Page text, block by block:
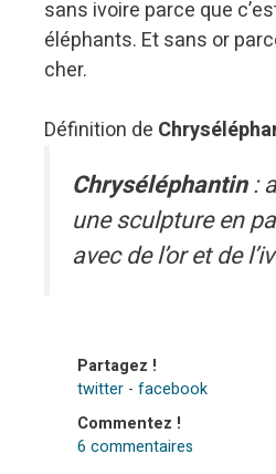
sans ivoire parce que
éléphants. Et sans or
cher.
Définition de
Chryséléphantin:
une sculpture en
avec de l’or et de
Partagez !
twitter - facebook
Commentez !
6 commentaires